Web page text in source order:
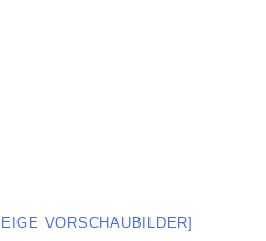
VORSCHAUBILDER]